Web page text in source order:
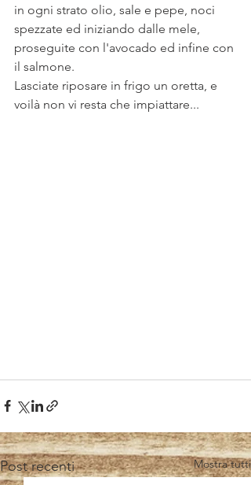
in ogni strato olio, sale e pepe, noci
spezzate ed iniziando dalle mele,
proseguite con l'avocado ed infine con
il salmone.
Lasciate riposare in frigo un oretta, e
voilà non vi resta che impiattare...
Post recenti Mostra tutti